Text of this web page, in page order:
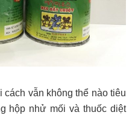
cách vẫn không thể nào tiêu
hộp nhử mối và thuốc diệt